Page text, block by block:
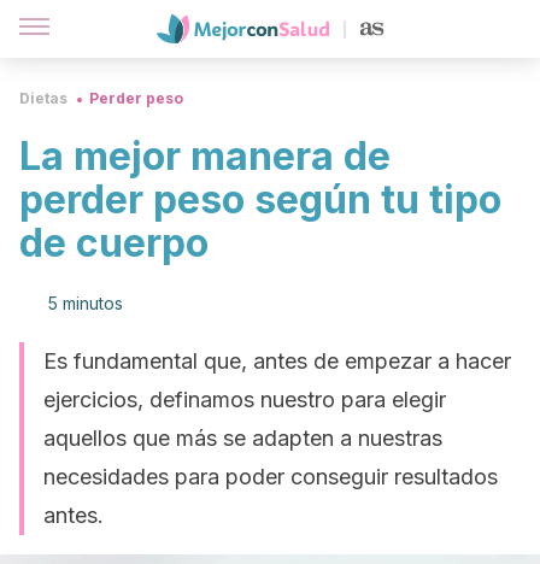
Dietas Perder peso
La mejor manera de
perder peso según tu tipo
de cuerpo
5 minutos
Es fundamental que, antes de empezar a hacer
ejercicios, definamos nuestro para elegir
aquellos que más se adapten a nuestras
necesidades para poder conseguir resultados
antes.